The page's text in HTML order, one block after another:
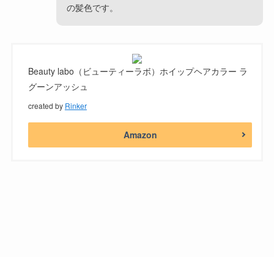
の髪色です。
Beauty labo（ビューティーラボ）ホイップヘアカラー ラ
グーンアッシュ
created by Rinker
Amazon